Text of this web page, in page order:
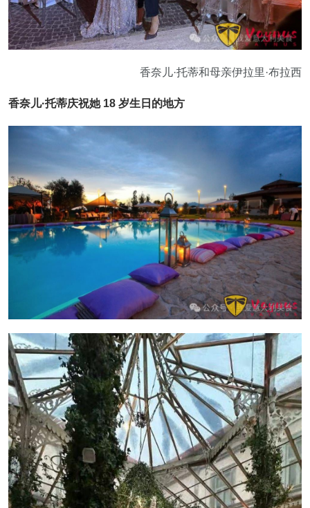
香奈儿·托蒂和母亲伊拉里·布拉西
香奈儿·托蒂庆祝她 18 岁生日的地方